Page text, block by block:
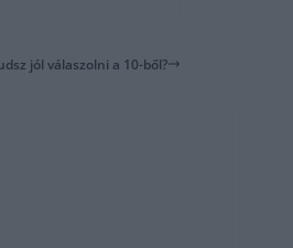
jól válaszolni a 10-ből?